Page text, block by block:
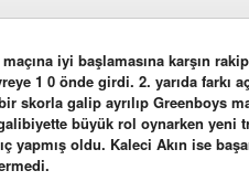
iyi başlamasına karşın
1 0 önde girdi. 2. yarıda farkı
skorla galip ayrılıp Greenboys
büyük rol oynarken yeni
oldu. Kaleci Akın ise